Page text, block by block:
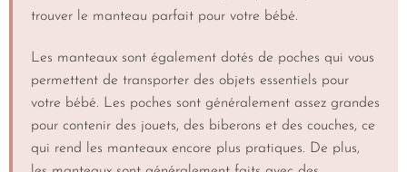
trouver le manteau parfait pour votre bébé.
Les manteaux sont également dotés de poches qui vous
permettent de transporter des objets essentiels pour
votre bébé. Les poches sont généralement assez grandes
pour contenir des jouets, des biberons et des couches, ce
qui rend les manteaux encore plus pratiques. De plus,